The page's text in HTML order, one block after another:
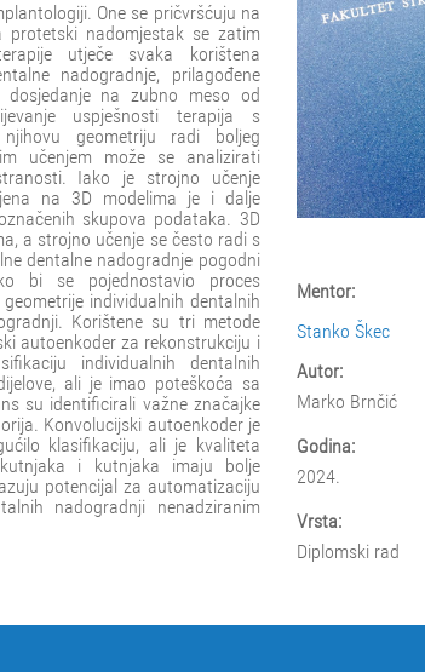
One se pričvršćuju na
nadomjestak se zatim
utječe svaka korištena
nadogradnje, prilagođene
dosjedanje na zubno meso od
uspješnosti terapija s
geometriju radi boljeg
učenjem može se analizirati
Iako je strojno učenje
na 3D modelima je i dalje
skupova podataka. 3D
a strojno učenje se često radi s
dentalne nadogradnje pogodni
bi se pojednostavio proces
individualnih dentalnih
Korištene su tri metode
autoenkoder za rekonstrukciju i
individualnih dentalnih
ali je imao poteškoća sa
su identificirali važne značajke
Konvolucijski autoenkoder je
klasifikaciju, ali je kvaliteta
i kutnjaka imaju bolje
potencijal za automatizaciju
nadogradnji nenadziranim
Mentor:
Stanko Škec
Autor:
Marko Brnčić
Godina:
2024.
Vrsta:
Diplomski rad